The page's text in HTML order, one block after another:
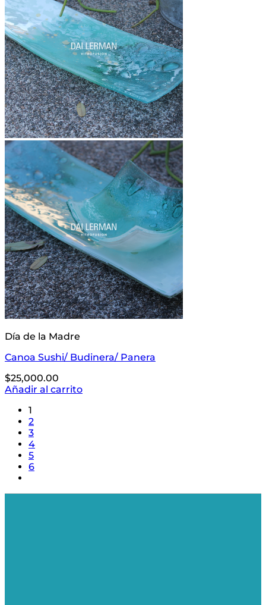
Día de la Madre
Canoa Sushi/ Budinera/ Panera
$25,000.00
Añadir al carrito
1
2
3
4
5
6